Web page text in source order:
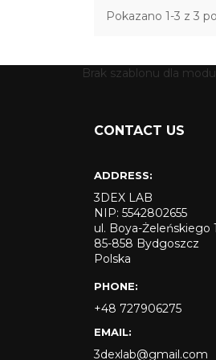
Pokazano 1-3 z 3
Brak szablonu dla
CONTACT US
ADDRESS:
3DEX LAB
NIP: 5542802655
ul. Boya-Żeleńskiego
85-858 Bydgoszcz
Polska
PHONE:
+48 727906275
EMAIL:
3dexlab@gmail.com